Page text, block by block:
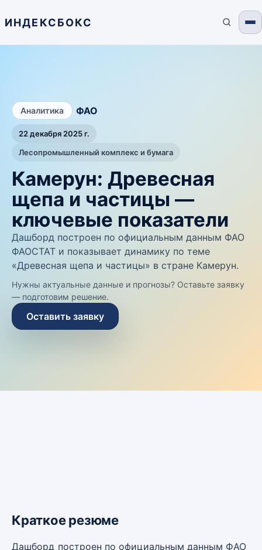
ИНДЕКСБОКС
Аналитика ФАО
22 декабря 2025 г.
Лесопромышленный комплекс и бумага
Камерун: Древесная
щепа и частицы —
ключевые показатели
Дашборд построен по официальным данным ФАО
ФАОСТАТ и показывает динамику по теме
«Древесная щепа и частицы» в стране Камерун.
Нужны актуальные данные и прогнозы? Оставьте заявку
— подготовим решение.
Оставить заявку
Краткое резюме
Дашборд построен по официальным данным ФАО